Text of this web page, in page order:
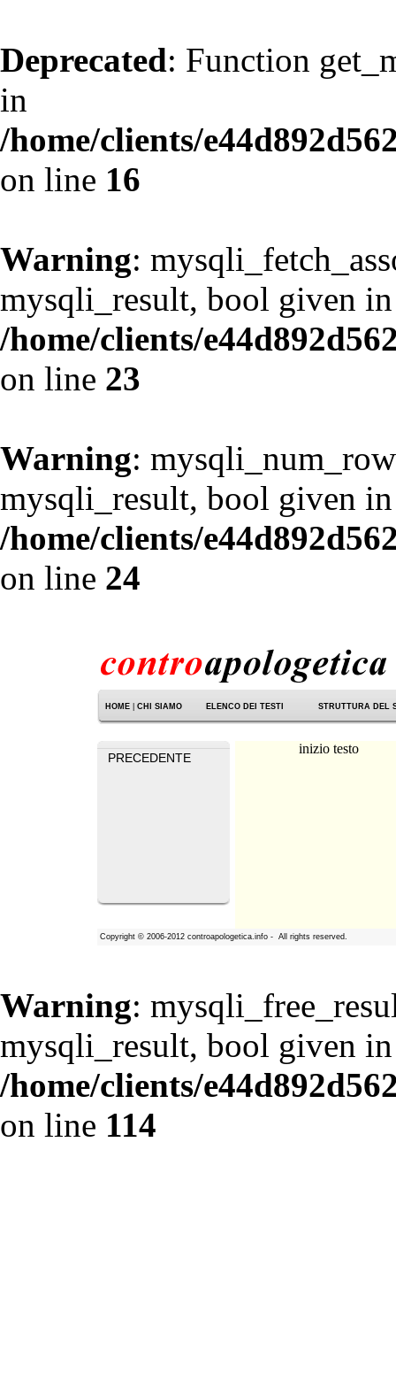
Deprecated: Function
in
/home/clients/
on line 16
Warning:
mysqli_result, bool given in
/home/clients/
on line 23
Warning:
mysqli_result, bool given in
/home/clients/
on line 24
HOME CHI SIAMO ELENCO DEI TESTI STRUTTURA DEL
PRECEDENTE
inizio testo
Copyright © 2006-2012 controapologetica.info - All rights reserved.
Warning:
mysqli_result, bool given in
/home/clients/
on line 114